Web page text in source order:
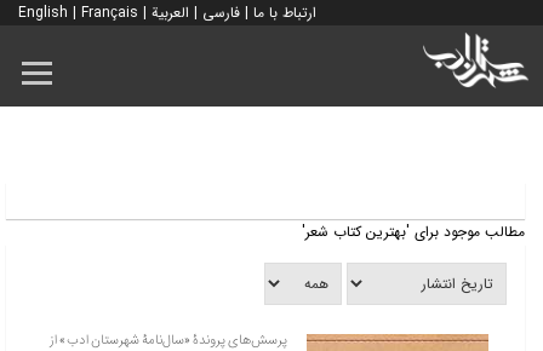
ارتباط با ما | فارسی | العربية |
English | Français
مطالب موجود برای 'بهترین کتاب شعر'
پرسش‌های پروندۀ «سال‌نامۀ شهرستان ادب» از